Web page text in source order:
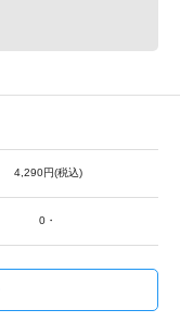
4,290円(税込)
0・